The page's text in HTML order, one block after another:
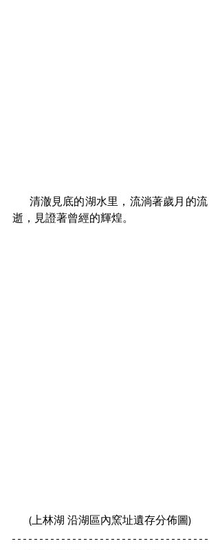
逝，見證著曾經的輝煌。
(上林湖 沿湖區內窯址遺存分佈圖)